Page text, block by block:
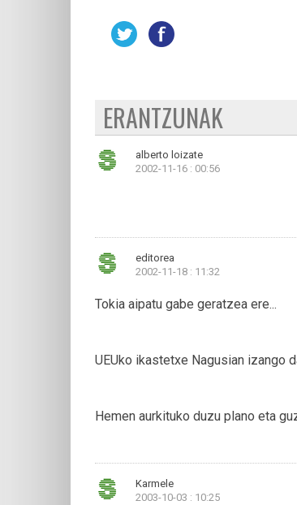
ERANTZUNAK
alberto loizate
2002-11-16 : 00:56
editorea
2002-11-18 : 11:32
Tokia aipatu gabe geratzea ere...
UEUko ikastetxe Nagusian izango
Hemen aurkituko duzu plano eta
Karmele
2003-10-03 : 10:25